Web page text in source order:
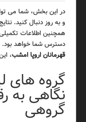
در این بخش، شما می
و به روز دنبال کنید.
همچنین اطلاعات تکمیلی
دسترس شما خواهد
قهرمانان اروپا امشب،
گروه های
نگاهی به
گروهی